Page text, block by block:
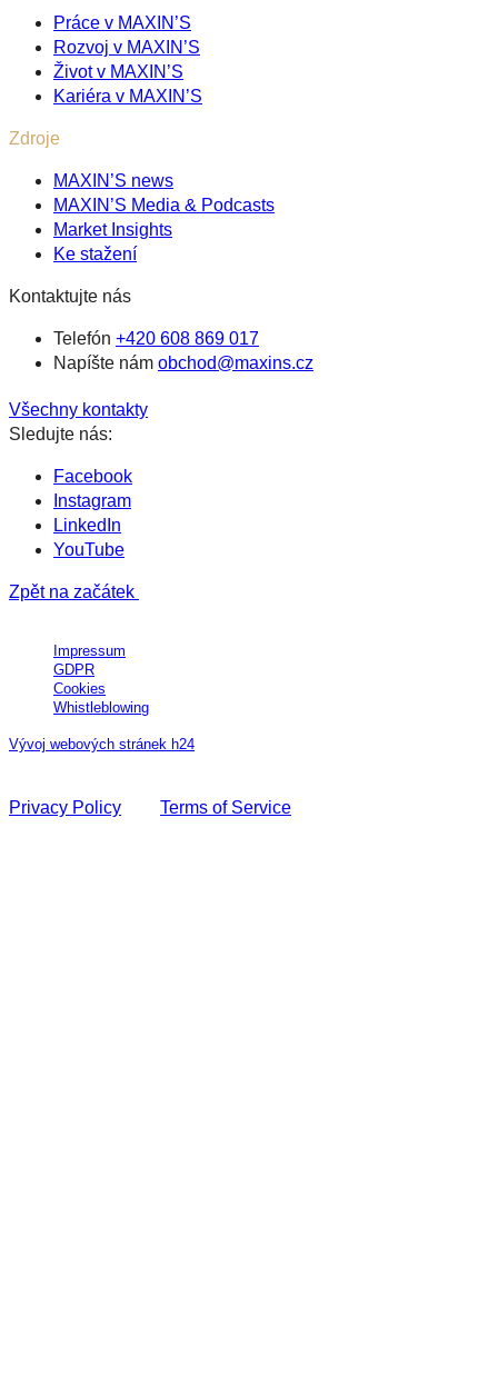
Práce v MAXIN’S
Rozvoj v MAXIN’S
Život v MAXIN’S
Kariéra v MAXIN’S
Zdroje
MAXIN’S news
MAXIN’S Media & Podcasts
Market Insights
Ke stažení
Kontaktujte nás
Telefón +420 608 869 017
Napíšte nám obchod@maxins.cz
Všechny kontakty
Sledujte nás:
Facebook
Instagram
LinkedIn
YouTube
Zpět na začátek
Impressum
GDPR
Cookies
Whistleblowing
Vývoj webových stránek h24
Privacy Policy
Terms of Service